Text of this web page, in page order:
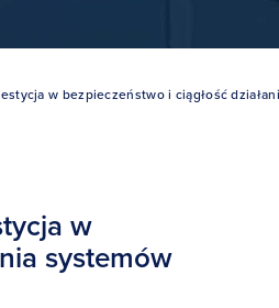
w bezpieczeństwo i ciągłość
w
systemów